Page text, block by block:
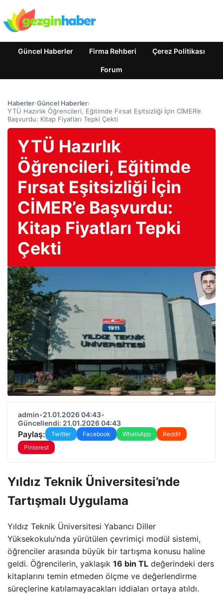
Güncel Haberler Firma Rehberi Çerez Politikası
Forum
Haberler›Güncel Haberler›
YTÜ Hazırlık Öğrencileri, Eğitimde Fırsat Eşitsizliği İçin CİMER’e
Başvurdu: Kitap Fiyatları Tepki Çekti
YTÜ Hazırlık
Öğrencileri, Eğitimde
Fırsat Eşitsizliği İçin
CİMER’e Başvurdu:
Kitap Fiyatları Tepki
Çekti
admin•21.01.2026 04:43•
Güncellendi: 21.01.2026 04:43
Paylaş: Twitter Facebook WhatsApp
Reddit
Pinterest
Yıldız Teknik Üniversitesi’nde
Tartışmalı Uygulama
Yıldız Teknik Üniversitesi Yabancı Diller
Yüksekokulu’nda yürütülen çevrimiçi modül sistemi,
öğrenciler arasında büyük bir tartışma konusu haline
geldi. Öğrencilerin, yaklaşık 16 bin TL değerindeki ders
kitaplarını temin etmeden ölçme ve değerlendirme
süreçlerine katılamayacakları iddiaları ortaya atıldı.